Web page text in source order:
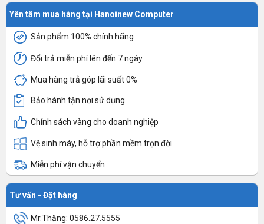
Yên tâm mua hàng tại Hanoinew Computer
Sản phẩm 100% chính hãng
Đổi trả miễn phí lên đến 7 ngày
Mua hàng trả góp lãi suất 0%
Bảo hành tận nơi sử dụng
Chính sách vàng cho doanh nghiệp
Vệ sinh máy, hỗ trợ phần mềm trọn đời
Miễn phí vận chuyển
Tư vấn - Đặt hàng
Mr.Thăng: 0586.27.5555